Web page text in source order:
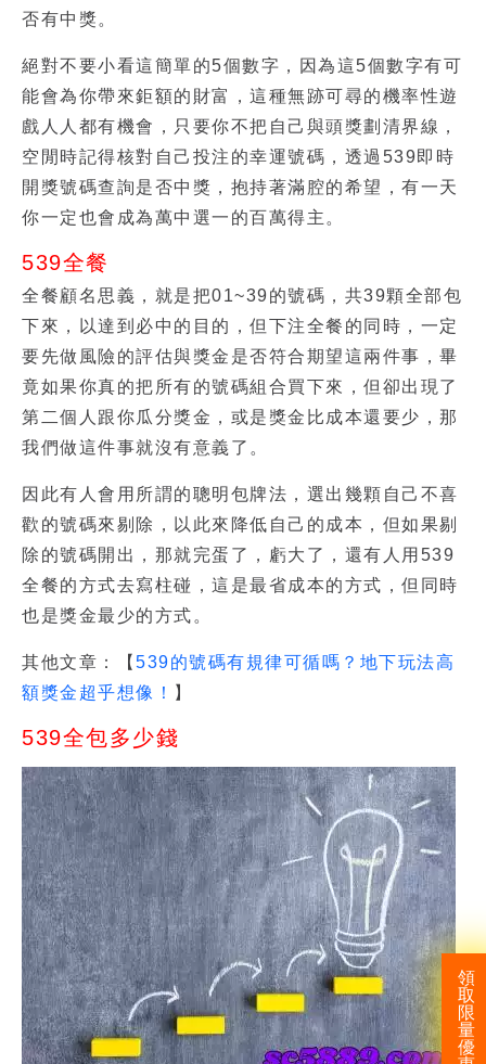
領
取
限
量
優
否有中獎。
絕對不要小看這簡單的5個數字，因為這5個數字有可
能會為你帶來鉅額的財富，這種無跡可尋的機率性遊
戲人人都有機會，只要你不把自己與頭獎劃清界線，
空閒時記得核對自己投注的幸運號碼，透過539即時
開獎號碼查詢是否中獎，抱持著滿腔的希望，有一天
你一定也會成為萬中選一的百萬得主。
539全餐
全餐顧名思義，就是把01~39的號碼，共39顆全部包
下來，以達到必中的目的，但下注全餐的同時，一定
要先做風險的評估與獎金是否符合期望這兩件事，畢
竟如果你真的把所有的號碼組合買下來，但卻出現了
第二個人跟你瓜分獎金，或是獎金比成本還要少，那
我們做這件事就沒有意義了。
因此有人會用所謂的聰明包牌法，選出幾顆自己不喜
歡的號碼來剔除，以此來降低自己的成本，但如果剔
除的號碼開出，那就完蛋了，虧大了，還有人用539
全餐的方式去寫柱碰，這是最省成本的方式，但同時
也是獎金最少的方式。
其他文章：【 539的號碼有規律可循嗎？地下玩法高
額獎金超乎想像！
】
539全包多少錢